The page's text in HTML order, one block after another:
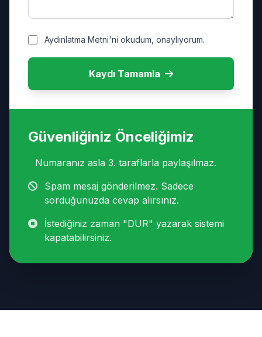
Aydınlatma Metni'ni okudum, onaylıyorum.
Kaydı Tamamla
Güvenliğiniz Önceliğimiz
Numaranız asla 3. taraflarla paylaşılmaz.
Spam mesaj gönderilmez. Sadece
sorduğunuzda cevap alırsınız.
İstediğiniz zaman "DUR" yazarak sistemi
kapatabilirsiniz.